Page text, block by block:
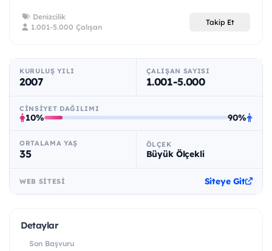
Denizcilik
1.001-5.000 Çalışan
Takip Et
KURULUŞ YILI
2007
ÇALIŞAN SAYISI
1.001-5.000
CINSIYET DAĞILIMI
10% 90%
ORTALAMA YAŞ
35
ÖLÇEK
Büyük Ölçekli
WEB SITESI Siteye Git
Detaylar
Son Başvuru